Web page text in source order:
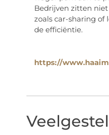
Bedrijven zitten
zoals car-sharing of
de efficiëntie.
https://